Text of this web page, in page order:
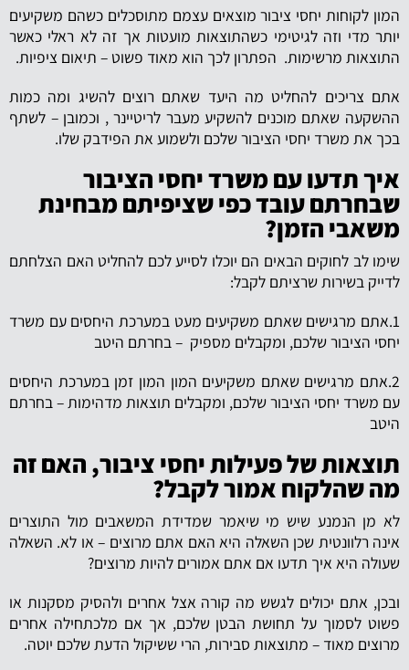
המון לקוחות יחסי ציבור מוצאים עצמם מתוסכלים כשהם משקיעים
יותר מדי וזה לגיטימי כשהתוצאות מועטות אך זה לא ראלי כאשר
התוצאות מרשימות. הפתרון לכך הוא מאוד פשוט – תיאום ציפיות.
אתם צריכים להחליט מה היעד שאתם רוצים להשיג ומה כמות
ההשקעה שאתם מוכנים להשקיע מעבר לריטיינר , וכמובן – לשתף
בכך את משרד יחסי הציבור שלכם ולשמוע את הפידבק שלו.
איך תדעו עם משרד יחסי הציבור
שבחרתם עובד כפי שציפיתם מבחינת
משאבי הזמן?
שימו לב לחוקים הבאים הם יוכלו לסייע לכם להחליט האם הצלחתם
לדייק בשירות שרציתם לקבל:
1.אתם מרגישים שאתם משקיעים מעט במערכת היחסים עם משרד
יחסי הציבור שלכם, ומקבלים מספיק – בחרתם היטב
2.אתם מרגישים שאתם משקיעים המון המון זמן במערכת היחסים
עם משרד יחסי הציבור שלכם, ומקבלים תוצאות מדהימות – בחרתם
היטב
תוצאות של פעילות יחסי ציבור, האם זה
מה שהלקוח אמור לקבל?
לא מן הנמנע שיש מי שיאמר שמדידת המשאבים מול התוצרים
אינה רלוונטית שכן השאלה היא האם אתם מרוצים – או לא. השאלה
שעולה היא איך תדעו אם אתם אמורים להיות מרוצים?
ובכן, אתם יכולים לגשש מה קורה אצל אחרים ולהסיק מסקנות או
פשוט לסמוך על תחושת הבטן שלכם, אך אם מלכתחילה אחרים
מרוצים מאוד – מתוצאות סבירות, הרי ששיקול הדעת שלכם יוטה.